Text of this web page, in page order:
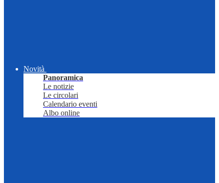
Novità
Panoramica
Le notizie
Le circolari
Calendario eventi
Albo online